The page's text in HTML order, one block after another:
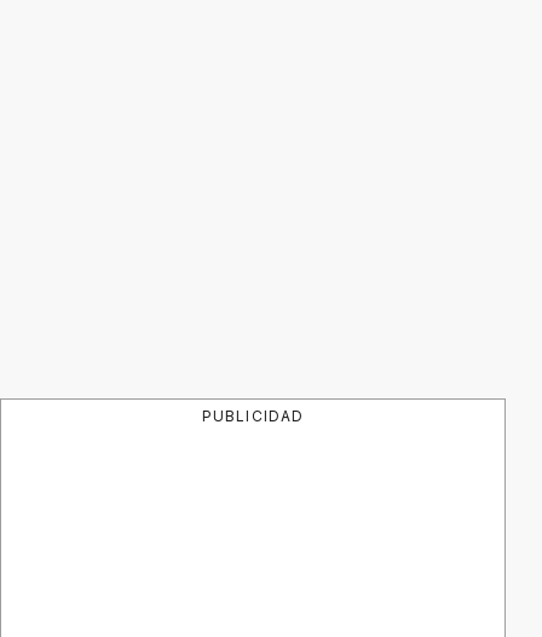
PUBLICIDAD